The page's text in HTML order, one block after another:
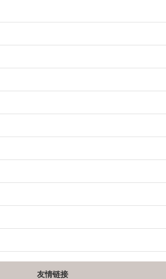
境外专业会计机构达成的唯一协议。这个加速途径
友情链接